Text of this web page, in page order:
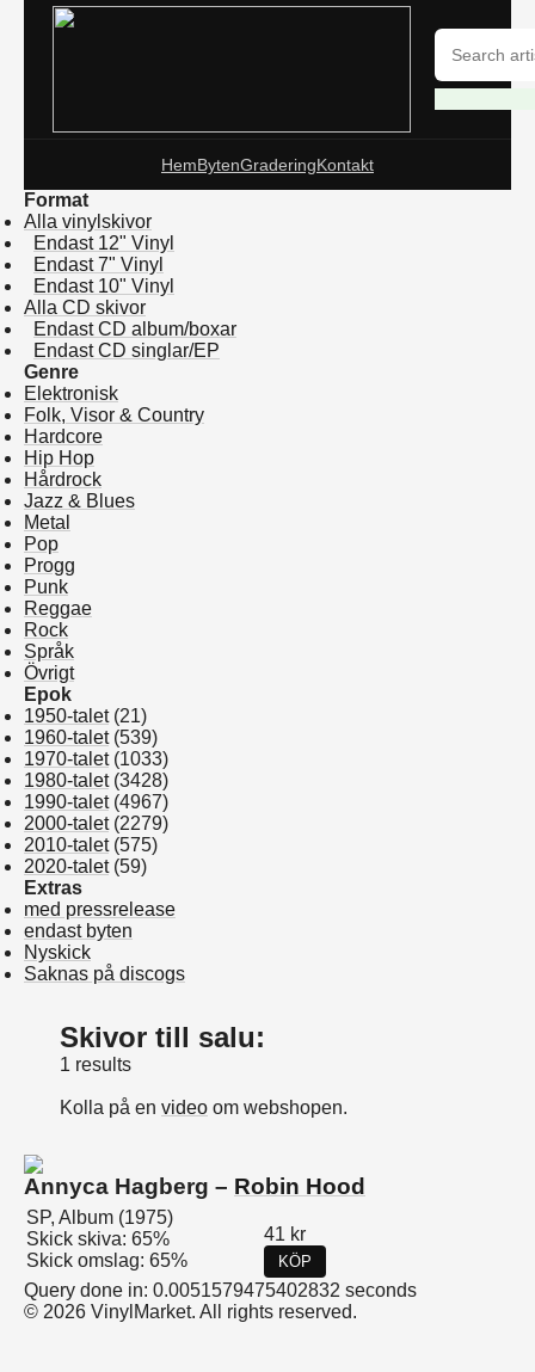
HemBytenGraderingKontakt
Format
Alla vinylskivor
Endast 12" Vinyl
Endast 7" Vinyl
Endast 10" Vinyl
Alla CD skivor
Endast CD album/boxar
Endast CD singlar/EP
Genre
Elektronisk
Folk, Visor & Country
Hardcore
Hip Hop
Hårdrock
Jazz & Blues
Metal
Pop
Progg
Punk
Reggae
Rock
Språk
Övrigt
Epok
1950-talet(21)
1960-talet(539)
1970-talet(1033)
1980-talet(3428)
1990-talet(4967)
2000-talet(2279)
2010-talet(575)
2020-talet(59)
Extras
med pressrelease
endast byten
Nyskick
Saknas på discogs
Skivor till salu:
1 results
Kolla på en video om webshopen.
Annyca Hagberg – Robin Hood
SP, Album (1975)
Skick skiva: 65%
Skick omslag: 65%
41 kr
KÖP
Query done in: 0.0051579475402832 seconds
© 2026 VinylMarket. All rights reserved.